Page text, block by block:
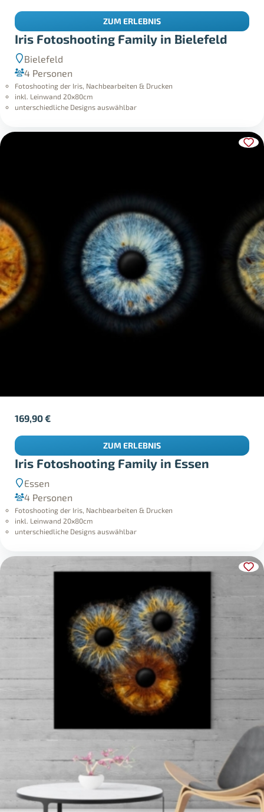
Iris Fotoshooting Family in Bielefeld
Bielefeld
4 Personen
Fotoshooting der Iris, Nachbearbeiten & Drucken
inkl. Leinwand 20x80cm
unterschiedliche Designs auswählbar
ZUM ERLEBNIS
Iris Fotoshooting Family in Essen
Essen
4 Personen
Fotoshooting der Iris, Nachbearbeiten & Drucken
inkl. Leinwand 20x80cm
unterschiedliche Designs auswählbar
169,90€
ZUM ERLEBNIS